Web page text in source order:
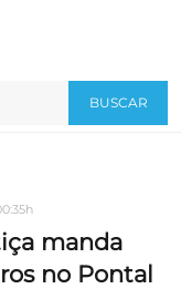
BUSCAR
manda
no Pontal